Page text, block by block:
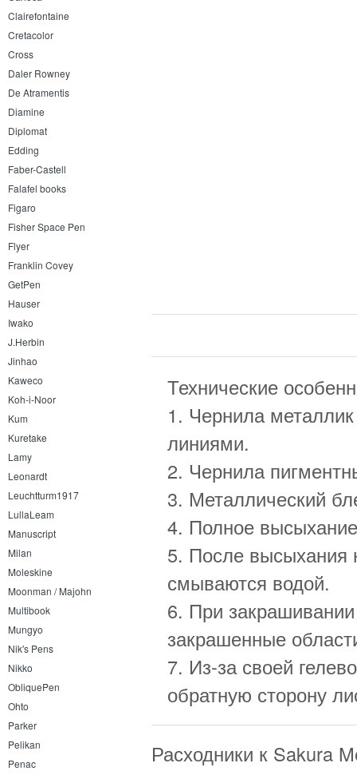
Clairefontaine
Cretacolor
Cross
Daler Rowney
De Atramentis
Diamine
Diplomat
Edding
Faber-Castell
Falafel books
Figaro
Fisher Space Pen
Flyer
Franklin Covey
GetPen
Hauser
Iwako
J.Herbin
Jinhao
Kaweco
Koh-i-Noor
Kum
Kuretake
Lamy
Leonardt
Leuchtturm1917
LullaLeam
Manuscript
Milan
Moleskine
Moonman / Majohn
Multibook
Mungyo
Nik's Pens
Nikko
ObliquePen
Ohto
Parker
Pelikan
Penac
Технические
1. Чернила
линиями.
2. Чернила
3. Металлический
4. Полное
5. После высыхания
смываются водой.
6. При
закрашенные
7. Из-за своей
обратную сторону
Расходники к Sakura